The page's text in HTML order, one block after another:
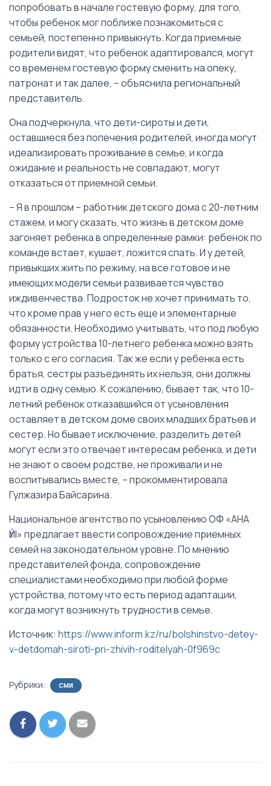
попробовать в начале гостевую форму, для того,
чтобы ребенок мог поближе познакомиться с
семьей, постепенно привыкнуть. Когда приемные
родители видят, что ребенок адаптировался, могут
со временем гостевую форму сменить на опеку,
патронат и так далее, – объяснила региональный
представитель.
Она подчеркнула, что дети-сироты и дети,
оставшиеся без попечения родителей, иногда могут
идеализировать проживание в семье, и когда
ожидание и реальность не совпадают, могут
отказаться от приемной семьи.
– Я в прошлом – работник детского дома с 20-летним
стажем, и могу сказать, что жизнь в детском доме
загоняет ребенка в определенные рамки: ребенок по
команде встает, кушает, ложится спать. И у детей,
привыкших жить по режиму, на все готовое и не
имеющих модели семьи развивается чувство
иждивенчества. Подросток не хочет принимать то,
что кроме прав у него есть еще и элементарные
обязанности. Необходимо учитывать, что под любую
форму устройства 10-летнего ребенка можно взять
только с его согласия. Так же если у ребенка есть
братья, сестры разъединять их нельзя, они должны
идти в одну семью. К сожалению, бывает так, что 10-
летний ребенок отказавшийся от усыновления
оставляет в детском доме своих младших братьев и
сестер. Но бывает исключение, разделить детей
могут если это отвечает интересам ребенка, и дети
не знают о своем родстве, не проживали и не
воспитывались вместе, – прокомментировала
Гулжазира Байсарина.
Национальное агентство по усыновлению ОФ «АНА
ҮЙІ» предлагает ввести сопровождение приемных
семей на законодательном уровне. По мнению
представителей фонда, сопровождение
специалистами необходимо при любой форме
устройства, потому что есть период адаптации,
когда могут возникнуть трудности в семье.
Источник: https://www.inform.kz/ru/bolshinstvo-detey-
v-detdomah-siroti-pri-zhivih-roditelyah-0f969c
Рубрики: СМИ